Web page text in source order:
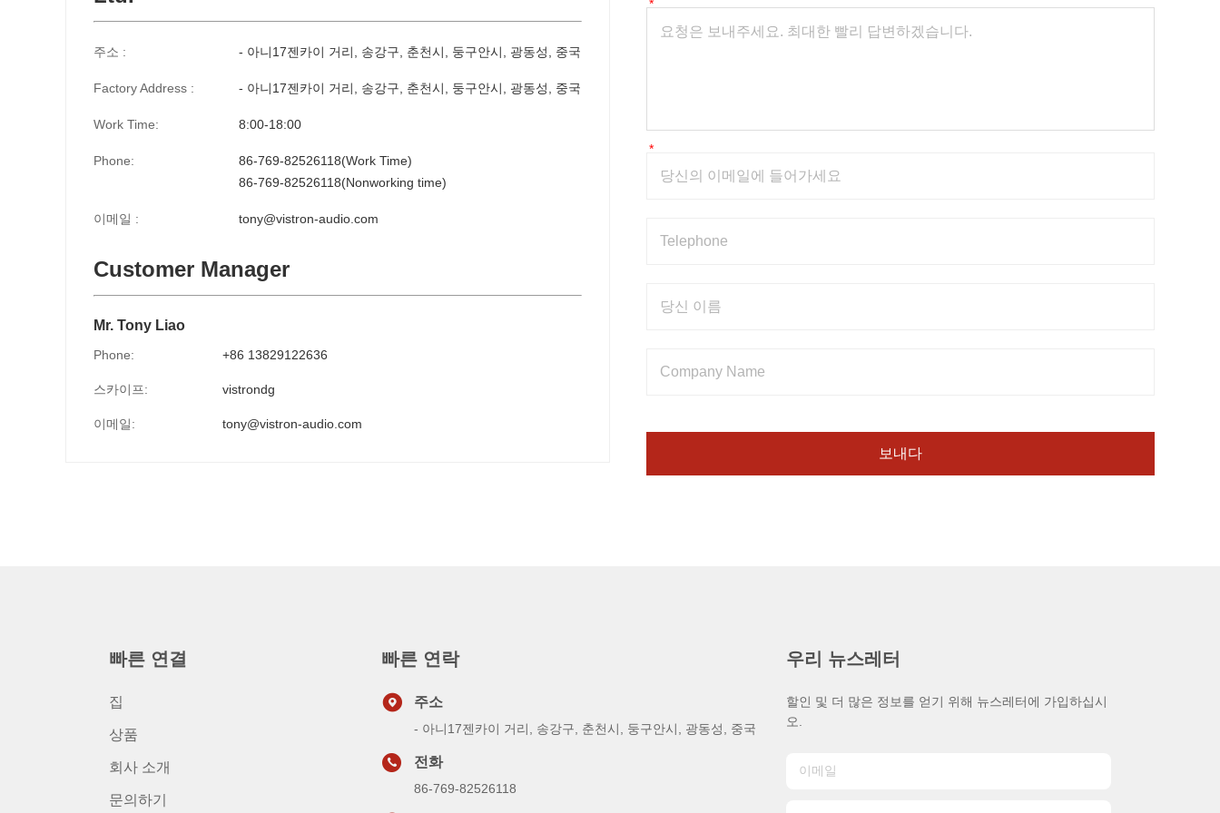
주소 : - 아니17젠카이 거리, 송강구, 춘천시, 둥구안시, 광동성, 중국
Factory Address : - 아니17젠카이 거리, 송강구, 춘천시, 둥구안시, 광동성, 중국
Work Time: 8:00-18:00
Phone:
86-769-82526118(Work Time)
86-769-82526118(Nonworking time)
이메일 : tony@vistron-audio.com
Customer Manager
Mr. Tony Liao
Phone: +86 13829122636
스카이프: vistrondg
이메일: tony@vistron-audio.com
보내다
빠른 연결
집
상품
회사 소개
문의하기
빠른 연락
주소
- 아니17젠카이 거리, 송강구, 춘천시, 둥구안시, 광동성, 중국
전화
86-769-82526118
우리 뉴스레터
할인 및 더 많은 정보를 얻기 위해 뉴스레터에 가입하십시
오.